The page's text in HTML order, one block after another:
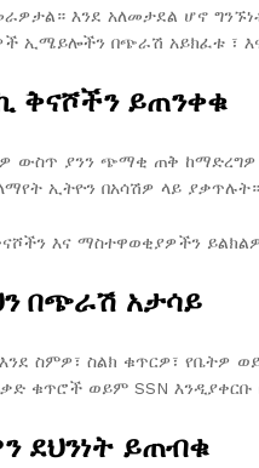
እንደ አለመታደል ሆኖ
ኢሜይሎችን በጭራሽ አይክፈቱ ፣
ቅናሾችን ይጠንቀቁ
ውስጥ ያንን ጭማቂ ጠቅ ከማድረግዎ
ኢትዮን በአሳሽዎ ላይ ያቃጥሉት።
እና ማስተዋወቂያዎችን
በጭራሽ አታሳይ
ስምዎ፣ ስልክ ቁጥርዎ፣ የቤትዎ
ቁጥሮች ወይም SSN
ደህንነት ይጠብቁ